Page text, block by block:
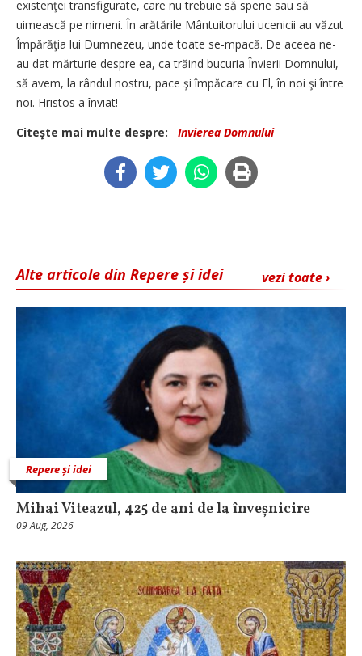
existenţei transfigurate, care nu trebuie să sperie sau să
uimească pe nimeni. În arătările Mântuitorului ucenicii au văzut
Împărăţia lui Dumnezeu, unde toate se-mpacă. De aceea ne-
au dat mărturie despre ea, ca trăind bucuria Învierii Domnului,
să avem, la rândul nostru, pace şi împăcare cu El, în noi şi între
noi. Hristos a înviat!
Citeşte mai multe despre:
Invierea Domnului
vezi toate ›
Alte articole din Repere și idei
Repere și idei
Mihai Viteazul, 425 de ani de la înveșnicire
09 Aug, 2026